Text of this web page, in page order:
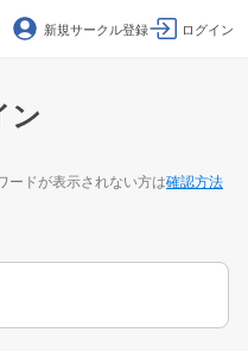
新規サークル登録 ログイン
ン
ードが表示されない方は確認方法